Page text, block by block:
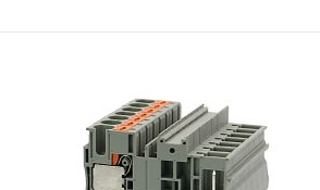
Купить в 1 клик Сравнение
В избранное Под заказ